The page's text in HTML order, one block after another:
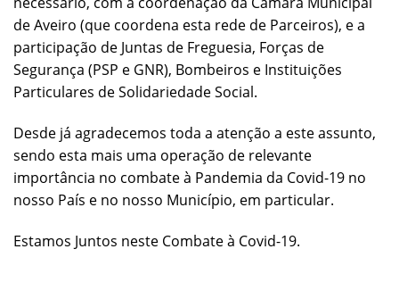
de Aveiro (que coordena esta rede de Parceiros), e a
participação de Juntas de Freguesia, Forças de
Segurança (PSP e GNR), Bombeiros e Instituições
Particulares de Solidariedade Social.
Desde já agradecemos toda a atenção a este assunto,
sendo esta mais uma operação de relevante
importância no combate à Pandemia da Covid-19 no
nosso País e no nosso Município, em particular.
Estamos Juntos neste Combate à Covid-19.